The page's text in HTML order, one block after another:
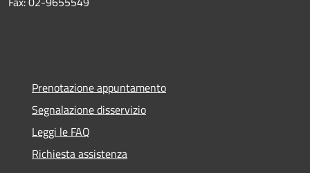
Prenotazione appuntamento
Segnalazione disservizio
Leggi le FAQ
Richiesta assistenza